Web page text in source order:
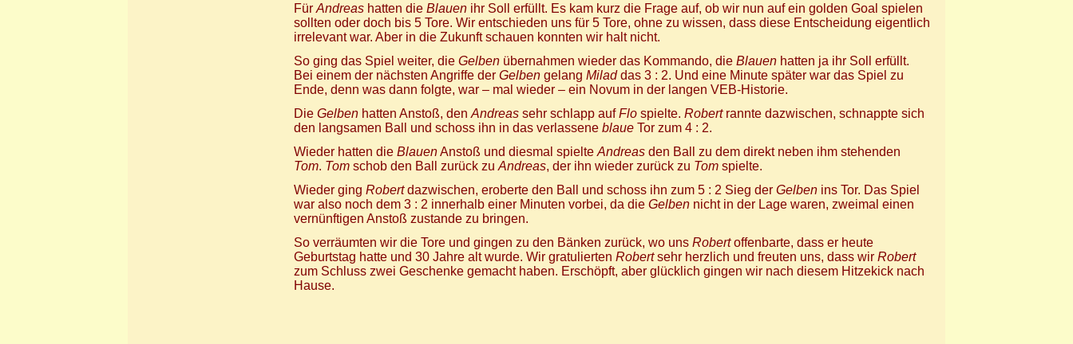
Für Andreas hatten die Blauen ihr Soll erfüllt. Es kam kurz die Frage auf, ob wir nun auf ein golden Goal spielen
sollten oder doch bis 5 Tore. Wir entschieden uns für 5 Tore, ohne zu wissen, dass diese Entscheidung eigentlich
irrelevant war. Aber in die Zukunft schauen konnten wir halt nicht.
So ging das Spiel weiter, die Gelben übernahmen wieder das Kommando, die Blauen hatten ja ihr Soll erfüllt.
Bei einem der nächsten Angriffe der Gelben gelang Miladdas 3 : 2. Und eine Minute später war das Spiel zu
Ende, denn was dann folgte, war – mal wieder – ein Novum in der langen VEB-Historie.
Die Gelben hatten Anstoß, den Andreas sehr schlapp aufFlo spielte. Robertrannte dazwischen, schnappte sich
den langsamen Ball und schoss ihn in das verlassene blaue Tor zum 4 : 2.
Wieder hatten die BlauenAnstoß und diesmal spielte Andreas den Ball zu dem direkt neben ihm stehenden
Tom. Tom schob den Ball zurück zu Andreas, der ihn wieder zurück zu Tom spielte.
Wieder ging Robertdazwischen, eroberte den Ball und schoss ihn zum 5 : 2 Sieg der Gelben ins Tor. Das Spiel
war also noch dem 3 : 2 innerhalb einer Minuten vorbei, da die Gelben nicht in der Lage waren, zweimal einen
vernünftigen Anstoß zustande zu bringen.
So verräumten wir die Tore und gingen zu den Bänken zurück, wo uns Robertoffenbarte, dass er heute
Geburtstag hatte und 30 Jahre alt wurde. Wir gratulierten Robertsehr herzlich und freuten uns, dass wir Robert
zum Schluss zwei Geschenke gemacht haben. Erschöpft, aber glücklich gingen wir nach diesem Hitzekick nach
Hause.